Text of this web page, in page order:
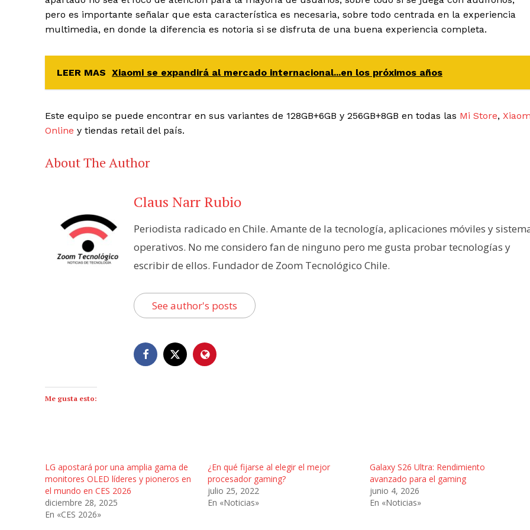
pero es importante señalar que esta característica es necesaria, sobre todo centrada en la experiencia
multimedia, en donde la diferencia es notoria si se disfruta de una buena experiencia completa.
LEER MAS Xiaomi se expandirá al mercado internacional...en los próximos años
Este equipo se puede encontrar en sus variantes de 128GB+6GB y 256GB+8GB en todas las Mi Store,
Online y tiendas retail del país.
About The Author
Claus Narr Rubio
Periodista radicado en Chile. Amante de la tecnología, aplicaciones móviles y
operativos. No me considero fan de ninguno pero me gusta probar tecnologías y
escribir de ellos. Fundador de Zoom Tecnológico Chile.
See author's posts
Me gusta esto:
LG apostará por una amplia gama de
monitores OLED líderes y pioneros en
el mundo en CES 2026
diciembre 28, 2025
En «CES 2026»
¿En qué fijarse al elegir el mejor
procesador gaming?
julio 25, 2022
En «Noticias»
Galaxy S26 Ultra: Rendimiento
avanzado para el gaming
junio 4, 2026
En «Noticias»